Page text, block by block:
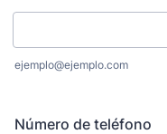
ejemplo@ejemplo.com
Número de teléfono